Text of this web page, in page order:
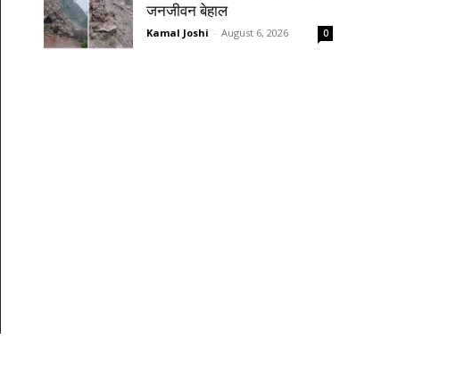
जनजीवन बेहाल
Kamal Joshi - August 6, 2026 0